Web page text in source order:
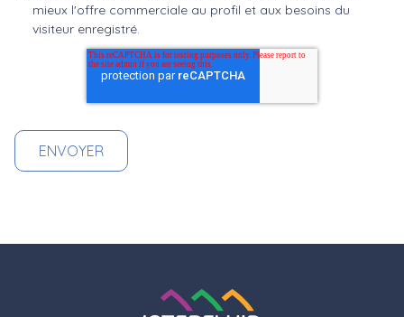
mieux l'offre commerciale au profil et aux besoins du
visiteur enregistré.